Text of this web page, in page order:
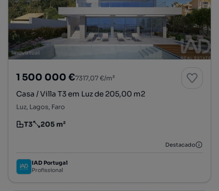
1 500 000 €7317,07 €/m²
Casa / Villa T3 em Luz de 205,00 m2
Luz, Lagos, Faro
Tipologia
T3
Preço por metro quadrado
205 m²
Destacado
IAD Portugal
Profissional